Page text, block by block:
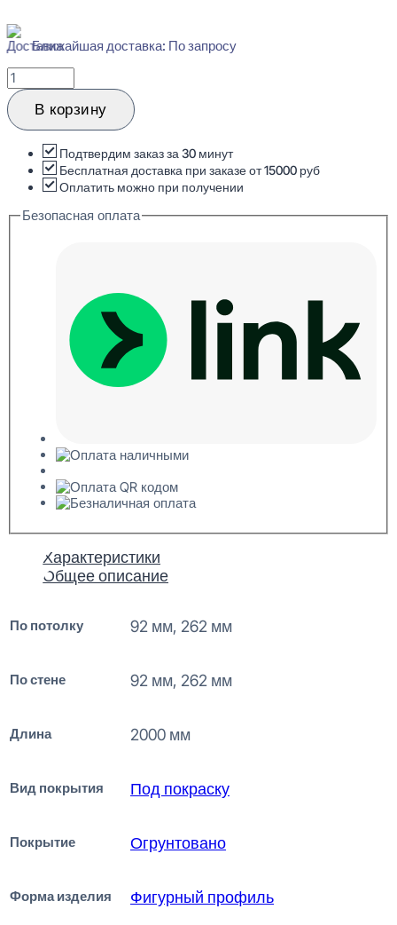
Ближайшая доставка: По запросу
Количество
товара
Evroplast
1.50.145
Карниз
потолочный
92x262x2000
В корзину
Подтвердим заказ за 30 минут
Бесплатная доставка при заказе от 15000 руб
Оплатить можно при получении
Безопасная оплата
Характеристики
Общее описание
По потолку 92 мм, 262 мм
По стене 92 мм, 262 мм
Длина 2000 мм
Вид покрытия Под покраску
Покрытие Огрунтовано
Форма изделия Фигурный профиль